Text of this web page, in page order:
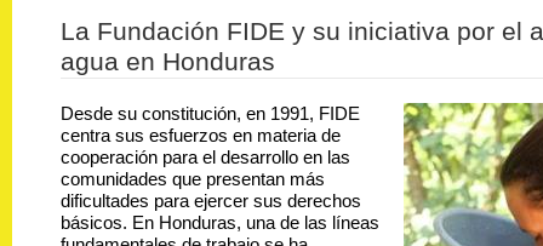
La Fundación FIDE y su iniciativa por el
agua en Honduras
Desde su constitución, en 1991, FIDE
centra sus esfuerzos en materia de
cooperación para el desarrollo en las
comunidades que presentan más
dificultades para ejercer sus derechos
básicos. En Honduras, una de las líneas